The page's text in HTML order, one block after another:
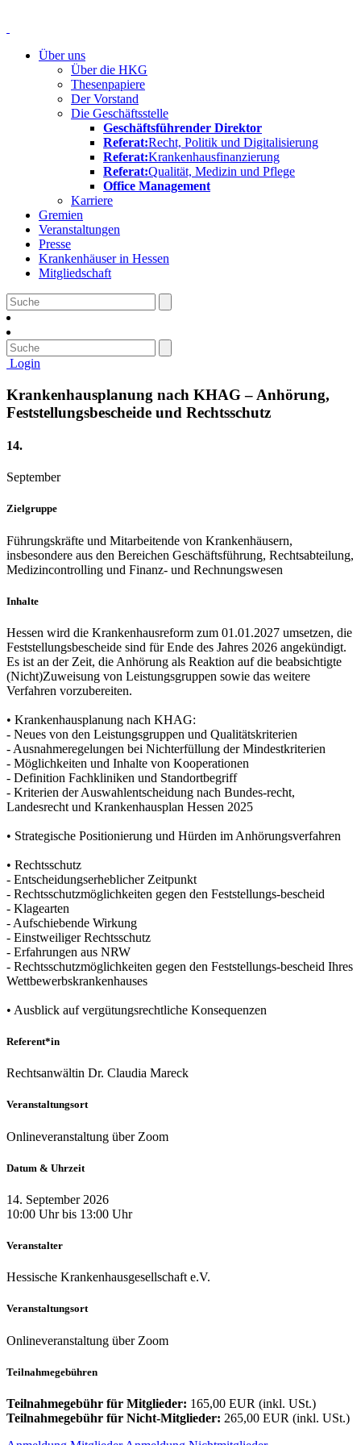
Über uns
Über die HKG
Thesenpapiere
Der Vorstand
Die Geschäftsstelle
Geschäftsführender Direktor
Referat:Recht, Politik und Digitalisierung
Referat:Krankenhausfinanzierung
Referat:Qualität, Medizin und Pflege
Office Management
Karriere
Gremien
Veranstaltungen
Presse
Krankenhäuser in Hessen
Mitgliedschaft
Login
Krankenhausplanung nach KHAG – Anhörung,
Feststellungsbescheide und Rechtsschutz
14.
September
Zielgruppe
Führungskräfte und Mitarbeitende von Krankenhäusern,
insbesondere aus den Bereichen Geschäftsführung, Rechtsabteilung,
Medizincontrolling und Finanz- und Rechnungswesen
Inhalte
Hessen wird die Krankenhausreform zum 01.01.2027 umsetzen, die
Feststellungsbescheide sind für Ende des Jahres 2026 angekündigt.
Es ist an der Zeit, die Anhörung als Reaktion auf die beabsichtigte
(Nicht)Zuweisung von Leistungsgruppen sowie das weitere
Verfahren vorzubereiten.
• Krankenhausplanung nach KHAG:
- Neues von den Leistungsgruppen und Qualitätskriterien
- Ausnahmeregelungen bei Nichterfüllung der Mindestkriterien
- Möglichkeiten und Inhalte von Kooperationen
- Definition Fachkliniken und Standortbegriff
- Kriterien der Auswahlentscheidung nach Bundes-recht,
Landesrecht und Krankenhausplan Hessen 2025
• Strategische Positionierung und Hürden im Anhörungsverfahren
• Rechtsschutz
- Entscheidungserheblicher Zeitpunkt
- Rechtsschutzmöglichkeiten gegen den Feststellungs-bescheid
- Klagearten
- Aufschiebende Wirkung
- Einstweiliger Rechtsschutz
- Erfahrungen aus NRW
- Rechtsschutzmöglichkeiten gegen den Feststellungs-bescheid Ihres
Wettbewerbskrankenhauses
• Ausblick auf vergütungsrechtliche Konsequenzen
Referent*in
Rechtsanwältin Dr. Claudia Mareck
Veranstaltungsort
Onlineveranstaltung über Zoom
Datum & Uhrzeit
14. September 2026
10:00 Uhr bis 13:00 Uhr
Veranstalter
Hessische Krankenhausgesellschaft e.V.
Veranstaltungsort
Onlineveranstaltung über Zoom
Teilnahmegebühren
Teilnahmegebühr für Mitglieder: 165,00 EUR (inkl. USt.)
Teilnahmegebühr für Nicht-Mitglieder: 265,00 EUR (inkl. USt.)